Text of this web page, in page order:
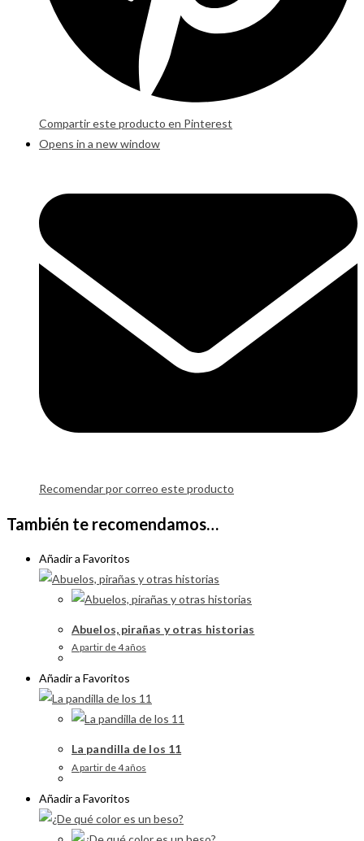
Compartir este producto en Pinterest
Opens in a new window
Recomendar por correo este producto
También te recomendamos…
Añadir a Favoritos
Abuelos, pirañas y otras historias
A partir de 4 años
Añadir a Favoritos
La pandilla de los 11
A partir de 4 años
Añadir a Favoritos